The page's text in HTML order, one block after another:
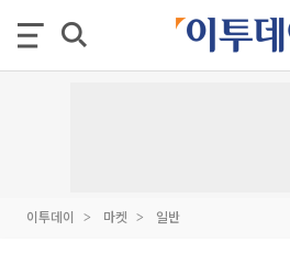
이투데이 마켓 일반